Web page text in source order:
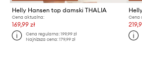
Helly Hansen top damski THALIA
Cena aktualna:
169,99 zł
Cena regularna:199,99 zł
Najniższa cena:179,99 zł
Cena